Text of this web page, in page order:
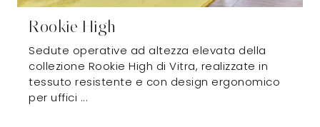
Rookie High
Sedute operative ad altezza elevata della
collezione Rookie High di Vitra, realizzate in
tessuto resistente e con design ergonomico
per uffici ...